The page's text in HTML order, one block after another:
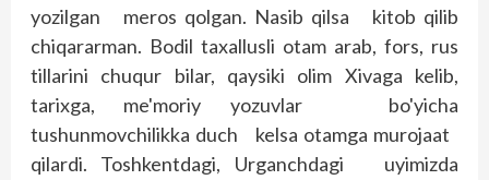
yozilgan meros qolgan. Nasib qilsa kitob qilib
chiqararman. Bodil taxallusli otam arab, fors, rus
tillarini chuqur bilar, qaysiki olim Xivaga kelib,
tarixga, me'moriy yozuvlar bo'yicha
tushunmovchilikka duch kelsa otamga murojaat
qilardi. Toshkentdagi, Urganchdagi uyimizda